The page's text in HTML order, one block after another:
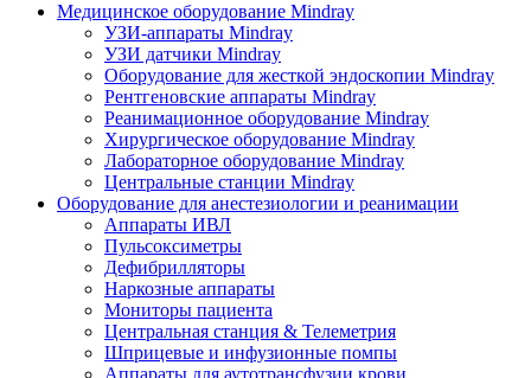
Медицинское оборудование Mindray
УЗИ-аппараты Mindray
УЗИ датчики Mindray
Оборудование для жесткой эндоскопии Mindray
Рентгеновские аппараты Mindray
Реанимационное оборудование Mindray
Хирургическое оборудование Mindray
Лабораторное оборудование Mindray
Центральные станции Mindray
Оборудование для анестезиологии и реанимации
Аппараты ИВЛ
Пульсоксиметры
Дефибрилляторы
Наркозные аппараты
Мониторы пациента
Центральная станция & Телеметрия
Шприцевые и инфузионные помпы
Аппараты для аутотрансфузии крови